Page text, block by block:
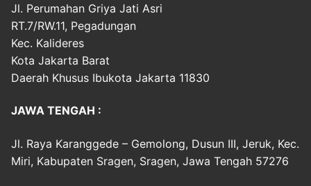
Jl. Perumahan Griya Jati Asri
RT.7/RW.11, Pegadungan
Kec. Kalideres
Kota Jakarta Barat
Daerah Khusus Ibukota Jakarta 11830
JAWA TENGAH :
Jl. Raya Karanggede – Gemolong, Dusun III, Jeruk, Kec.
Miri, Kabupaten Sragen, Sragen, Jawa Tengah 57276